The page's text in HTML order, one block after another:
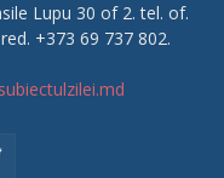
Lupu 30 of 2. tel. of.
+373 69 737 802.